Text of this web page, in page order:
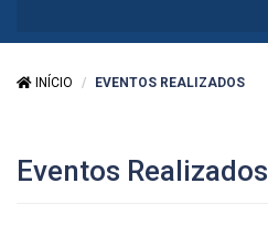
INÍCIO EVENTOS REALIZADOS
Eventos Realizados